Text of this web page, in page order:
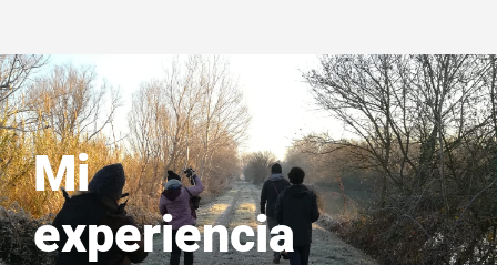
Mi
experiencia